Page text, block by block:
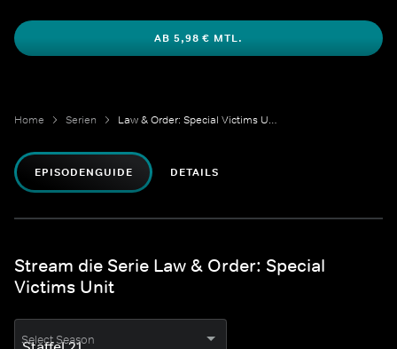
AB 5,98 € MTL.
Home Serien Law & Order: Special Victims Unit
EPISODENGUIDE DETAILS
Stream die Serie Law & Order: Special
Victims Unit
Select Season